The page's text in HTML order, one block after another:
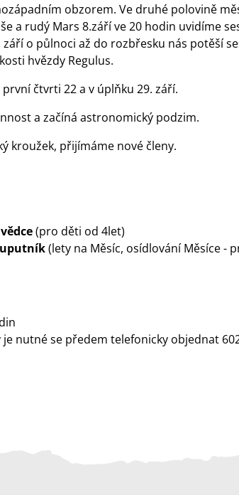
obzorem. Ve druhé polovině
a rudý Mars 8.září ve 20 hodin uvidíme
o půlnoci až do rozbřesku nás potěší
hvězdy Regulus.
čtvrti 22 a v úplňku 29. září.
a začíná astronomický podzim.
kroužek, přijímáme nové členy.
(pro děti od 4let)
(lety na Měsíc, osídlování Měsíce -
nutné se předem telefonicky objednat